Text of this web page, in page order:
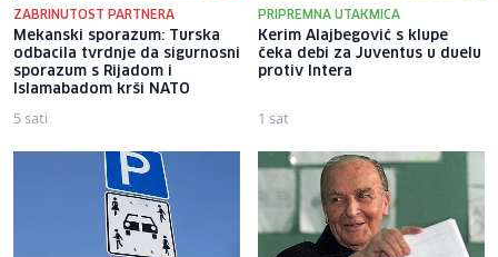
ZABRINUTOST PARTNERA
Mekanski sporazum: Turska
odbacila tvrdnje da sigurnosni
sporazum s Rijadom i
Islamabadom krši NATO
5 sati
PRIPREMNA UTAKMICA
Kerim Alajbegović s klupe
čeka debi za Juventus u duelu
protiv Intera
1 sat